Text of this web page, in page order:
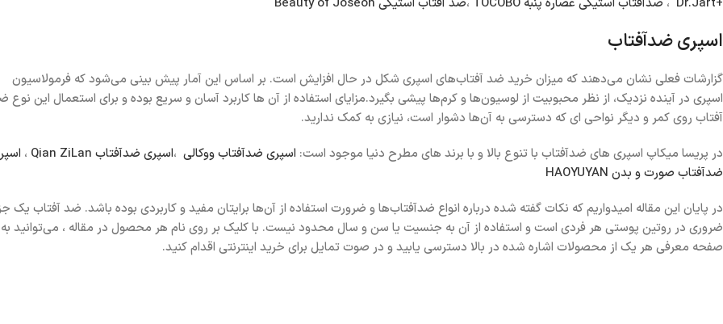
+Dr.Jart
، ضدآفتاب استیکی عصاره پنبه TOCOBO ،ضد آفتاب استیکی Beauty of Joseon
اسپری ضدآفتاب
گزارشات فعلی نشان می‌دهند که میزان خرید ضد آفتاب‌های اسپری شکل در حال افزایش است. بر اساس این آمار پیش بینی می‌شود که فرمولاسیون
اسپری در آینده نزدیک، از نظر محبوبیت از لوسیون‌ها و کرم‌ها پیشی بگیرد.مزایای استفاده از آن ها کاربرد آسان و سریع بوده و برای استعمال این نوع
آفتاب روی کمر و دیگر نواحی ای که دسترسی به آن‌ها دشوار است، نیازی به کمک ندارید.
در پریسا میکاپ اسپری های ضدآفتاب با تنوع بالا و با برند های مطرح دنیا موجود است: اسپری ضدآفتاب ووکالی ،اسپری ضدآفتاب Qian ZiLan ،
ضدآفتاب صورت و بدن HAOYUYAN
در پایان این مقاله امیدواریم که نکات گفته شده درباره انواع ضدآفتاب‌ها و ضرورت استفاده از آن‌ها برایتان مفید و کاربردی بوده باشد. ضد آفتاب یک
ضروری در روتین پوستی هر فردی است و استفاده از آن به جنسیت یا سن و سال محدود نیست. با کلیک بر روی نام هر محصول در مقاله ، می‌توانید به
صفحه معرفی هر یک از محصولات اشاره شده در بالا دسترسی یابید و در صوت تمایل برای خرید اینترنتی اقدام کنید.